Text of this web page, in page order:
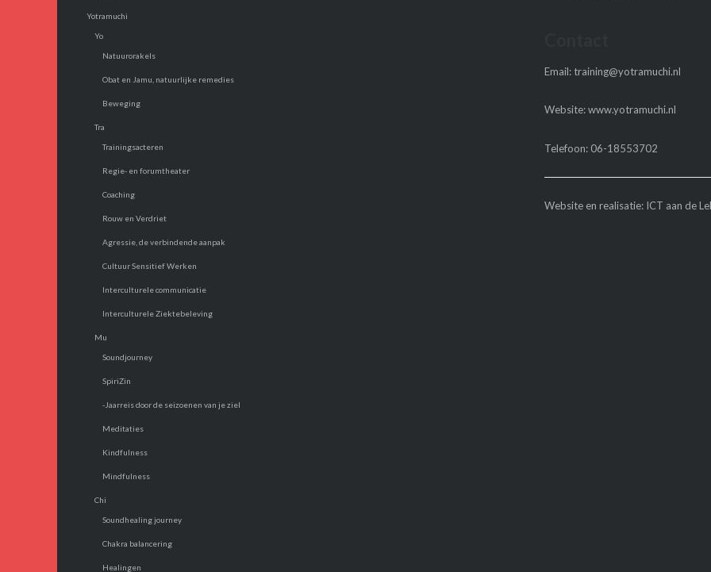
Yotramuchi
Yo
Natuurorakels
Obat en Jamu, natuurlijke remedies
Beweging
Tra
Trainingsacteren
Regie- en forumtheater
Coaching
Rouw en Verdriet
Agressie, de verbindende aanpak
Cultuur Sensitief Werken
Interculturele communicatie
Interculturele Ziektebeleving
Mu
Soundjourney
SpiriZin
-Jaarreis door de seizoenen van je ziel
Meditaties
Kindfulness
Mindfulness
Chi
Soundhealing journey
Chakra balancering
Healingen
Email: training@yotramuchi.nl
Website:www.yotramuchi.nl
Telefoon: 06-18553702
Website en realisatie: ICT aan de